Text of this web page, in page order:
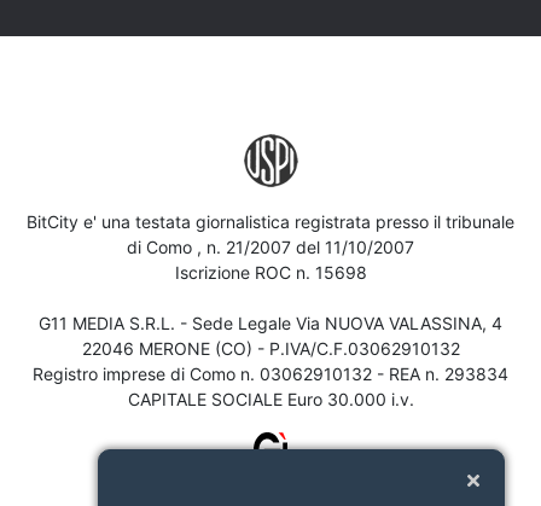
BitCity e' una testata giornalistica registrata presso il tribunale
di Como , n. 21/2007 del 11/10/2007
Iscrizione ROC n. 15698
G11 MEDIA S.R.L. - Sede Legale Via NUOVA VALASSINA, 4
22046 MERONE (CO) - P.IVA/C.F.03062910132
Registro imprese di Como n. 03062910132 - REA n. 293834
CAPITALE SOCIALE Euro 30.000 i.v.